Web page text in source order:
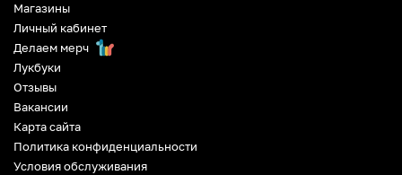
Магазины
Личный кабинет
Делаем мерч
Лукбуки
Отзывы
Вакансии
Карта сайта
Политика конфиденциальности
Условия обслуживания